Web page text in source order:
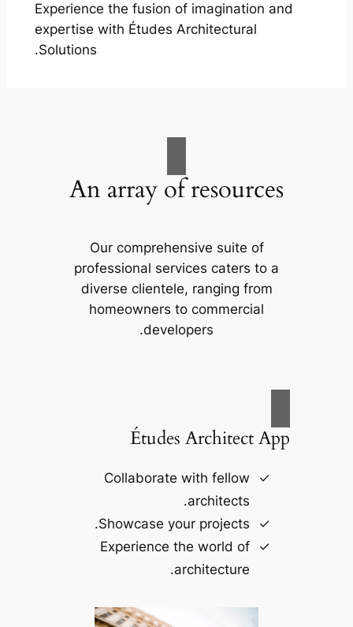
Experience the fusion of imagination and
expertise with Études Architectural
Solutions.
An array of resources
Our comprehensive suite of
professional services caters to a
diverse clientele, ranging from
homeowners to commercial
developers.
Études Architect App
Collaborate with fellow
architects.
Showcase your projects.
Experience the world of
architecture.